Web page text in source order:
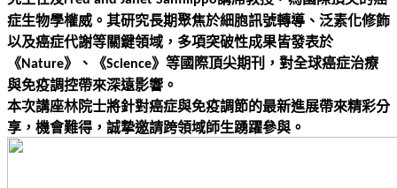
症生物學權威。其研究長期聚焦於細胞訊號轉導、泛素化修飾
以及癌症代謝等關鍵領域，多項突破性成果皆發表於
《Nature》、《Science》等國際頂尖期刊，對全球癌症治療
與免疫調控帶來深遠影響。
本次講座林院士將針對癌症與免疫調節的最新進展帶來精彩分
享，機會難得，誠摯邀請跨領域師生踴躍參與。